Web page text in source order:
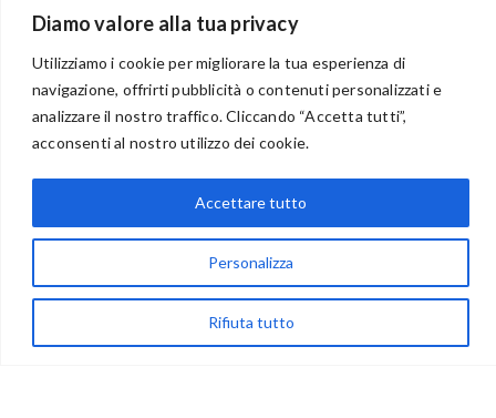
Diamo valore alla tua privacy
Utilizziamo i cookie per migliorare la tua esperienza di
navigazione, offrirti pubblicità o contenuti personalizzati e
analizzare il nostro traffico. Cliccando “Accetta tutti”,
acconsenti al nostro utilizzo dei cookie.
Personalizza
Rifiuta tutto
Accettare tutto
via Acqua delle Noci 12
83024 Monteforte Irpino (AV)
(+39) 081-7777233